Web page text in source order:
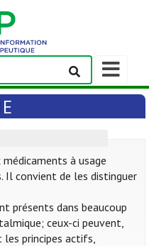
Afficher/
la
barre
navigation
à usage
convient de les distinguer
présents dans beaucoup
ceux-ci peuvent,
principes actifs,